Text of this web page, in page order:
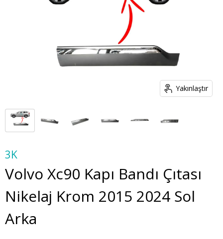
Yakınlaştır
3K
Volvo Xc90 Kapı Bandı Çıtası
Nikelaj Krom 2015 2024 Sol
Arka